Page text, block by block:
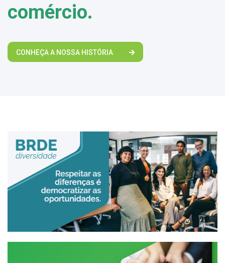
comércio.
CONHEÇA A NOSSA HISTÓRIA